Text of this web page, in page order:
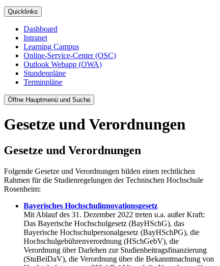
Quicklinks
Dashboard
Intranet
Learning Campus
Online-Service-Center (OSC)
Outlook Webapp (OWA)
Stundenpläne
Terminpläne
Öffne Hauptmenü und Suche
Gesetze und Verordnungen
Gesetze und Verordnungen
Folgende Gesetze und Verordnungen bilden einen rechtlichen
Rahmen für die Studienregelungen der Technischen Hochschule
Rosenheim:
Bayerisches Hochschulinnovationsgesetz
Mit Ablauf des 31. Dezember 2022 treten u.a. außer Kraft:
Das Bayerische Hochschulgesetz (BayHSchG), das
Bayerische Hochschulpersonalgesetz (BayHSchPG), die
Hochschulgebührenverordnung (HSchGebV), die
Verordnung über Darlehen zur Studienbeitragsfinanzierung
(StuBeiDaV), die Verordnung über die Bekanntmachung von